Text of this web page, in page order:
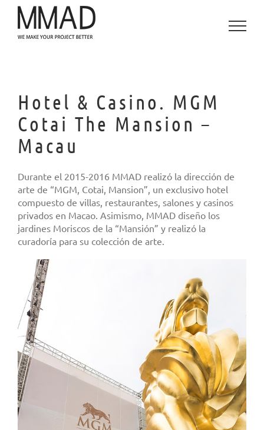
Saltar
contenido
Hotel & Casino. MGM
Cotai The Mansion –
Macau
Durante el 2015-2016 MMAD realizó la dirección de
arte de “MGM, Cotai, Mansion”, un exclusivo hotel
compuesto de villas, restaurantes, salones y casinos
privados en Macao. Asimismo, MMAD diseño los
jardines Moriscos de la “Mansión” y realizó la
curadoría para su colección de arte.